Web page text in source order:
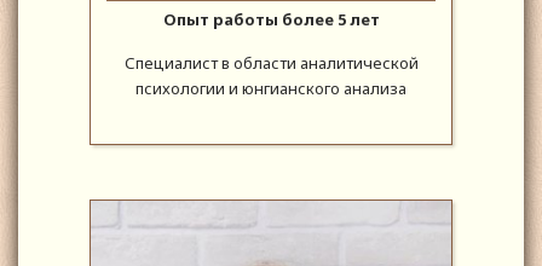
Опыт работы более 5 лет
Специалист в области аналитической
психологии и юнгианского анализа